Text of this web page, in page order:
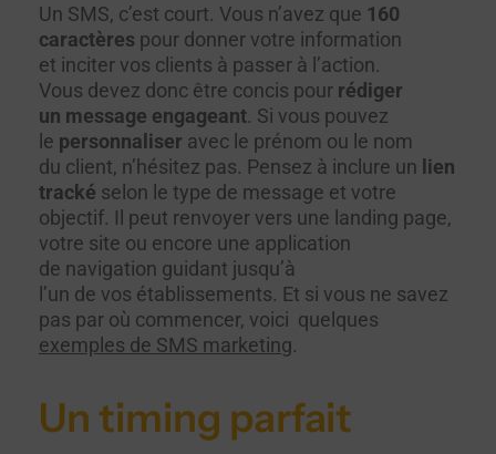
Un SMS, c’est court. Vous n’avez que 160
caractères pour donner votre information
et inciter vos clients à passer à l’action.
Vous devez donc être concis pour rédiger
un message engageant. Si vous pouvez
le personnaliser avec le prénom ou le nom
du client, n’hésitez pas. Pensez à inclure un lien
tracké selon le type de message et votre
objectif. Il peut renvoyer vers une landing page,
votre site ou encore une application
de navigation guidant jusqu’à
l’un de vos établissements. Et si vous ne savez
pas par où commencer, voici quelques
exemples de SMS marketing.
Un timing parfait